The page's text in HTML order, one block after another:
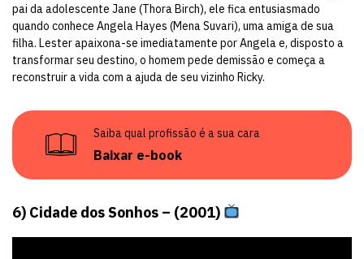
pai da adolescente Jane (Thora Birch), ele fica entusiasmado
quando conhece Angela Hayes (Mena Suvari), uma amiga de sua
filha. Lester apaixona-se imediatamente por Angela e, disposto a
transformar seu destino, o homem pede demissão e começa a
reconstruir a vida com a ajuda de seu vizinho Ricky.
Saiba qual profissão é a sua cara
Baixar e-book
6) Cidade dos Sonhos – (2001)